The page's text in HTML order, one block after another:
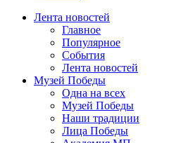
Лента новостей
Главное
Популярное
События
Лента новостей
Музей Победы
Одна на всех
Музей Победы
Наши традиции
Лица Победы